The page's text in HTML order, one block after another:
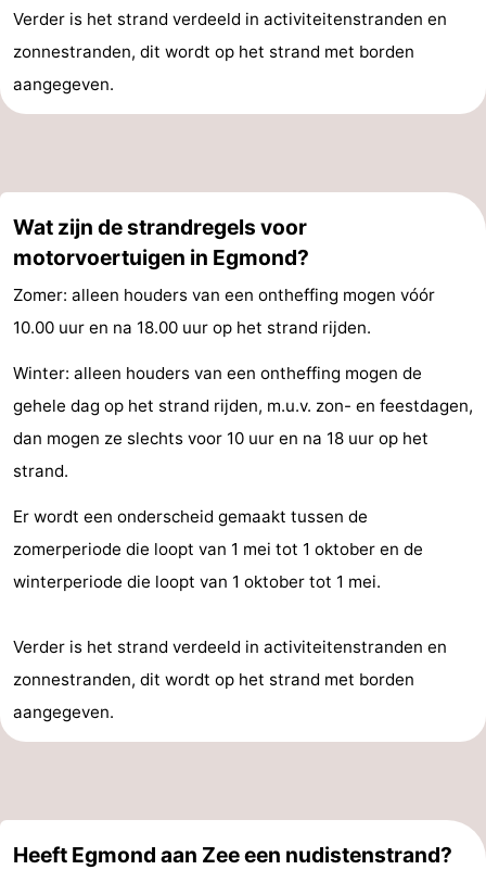
Verder is het strand verdeeld in activiteitenstranden en
zonnestranden, dit wordt op het strand met borden
aangegeven.
Wat zijn de strandregels voor
motorvoertuigen in Egmond?
Zomer: alleen houders van een ontheffing mogen vóór
10.00 uur en na 18.00 uur op het strand rijden.
Winter: alleen houders van een ontheffing mogen de
gehele dag op het strand rijden, m.u.v. zon- en feestdagen,
dan mogen ze slechts voor 10 uur en na 18 uur op het
strand.
Er wordt een onderscheid gemaakt tussen de
zomerperiode die loopt van 1 mei tot 1 oktober en de
winterperiode die loopt van 1 oktober tot 1 mei.
Verder is het strand verdeeld in activiteitenstranden en
zonnestranden, dit wordt op het strand met borden
aangegeven.
Heeft Egmond aan Zee een nudistenstrand?